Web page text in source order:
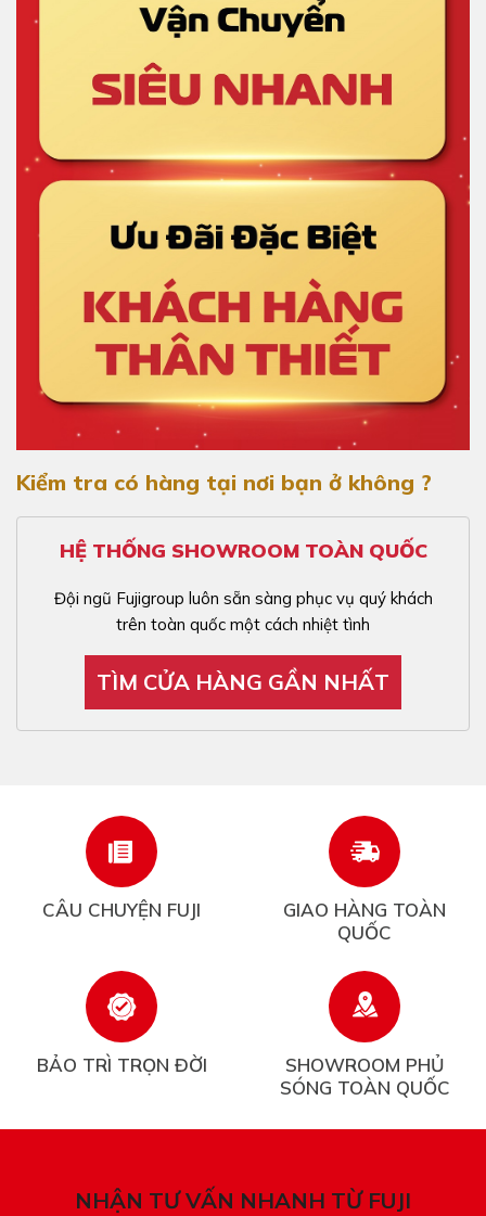
Kiểm tra có hàng tại nơi bạn ở không ?
HỆ THỐNG SHOWROOM TOÀN QUỐC
Đội ngũ Fujigroup luôn sẵn sàng phục vụ quý khách
trên toàn quốc một cách nhiệt tình
TÌM CỬA HÀNG GẦN NHẤT
CÂU CHUYỆN FUJI
GIAO HÀNG TOÀN
QUỐC
BẢO TRÌ TRỌN ĐỜI
SHOWROOM PHỦ
SÓNG TOÀN QUỐC
NHẬN TƯ VẤN NHANH TỪ FUJI